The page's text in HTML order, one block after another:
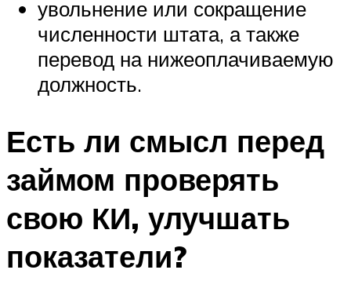
увольнение или сокращение
численности штата, а также
перевод на нижеоплачиваемую
должность.
Есть ли смысл перед
займом проверять
свою КИ, улучшать
показатели?